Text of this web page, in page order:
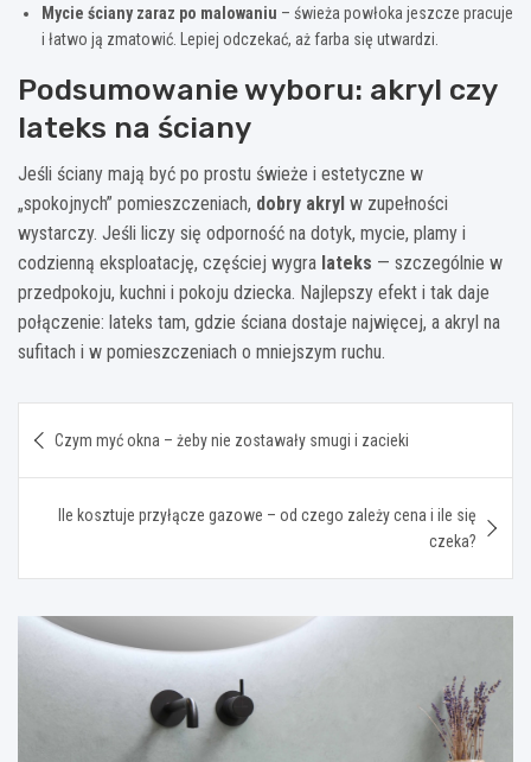
Mycie ściany zaraz po malowaniu – świeża powłoka jeszcze pracuje
i łatwo ją zmatowić. Lepiej odczekać, aż farba się utwardzi.
Podsumowanie wyboru: akryl czy
lateks na ściany
Jeśli ściany mają być po prostu świeże i estetyczne w
„spokojnych” pomieszczeniach, dobry akryl w zupełności
wystarczy. Jeśli liczy się odporność na dotyk, mycie, plamy i
codzienną eksploatację, częściej wygra lateks — szczególnie w
przedpokoju, kuchni i pokoju dziecka. Najlepszy efekt i tak daje
połączenie: lateks tam, gdzie ściana dostaje najwięcej, a akryl na
sufitach i w pomieszczeniach o mniejszym ruchu.
wpisu
Czym myć okna – żeby nie zostawały smugi i zacieki
Ile kosztuje przyłącze gazowe – od czego zależy cena i ile się
czeka?